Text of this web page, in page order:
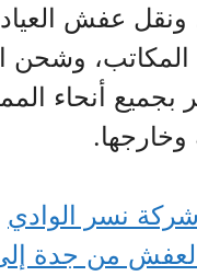
ونقل عفش
المكاتب،
بجميع أنحاء
وخارجها.
شركة نسر الوادي
من جدة